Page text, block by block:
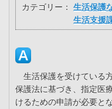
カテゴリー：
生活保護
生活支援
生活保護を受けている
保護法に基づき、指定医
けるための申請が必要と